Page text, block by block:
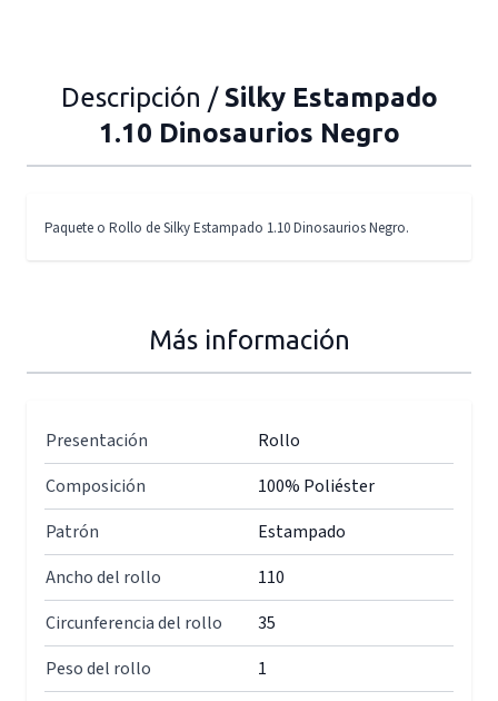
Descripción /Silky Estampado
1.10 Dinosaurios Negro
Paquete o Rollo de Silky Estampado 1.10 Dinosaurios Negro.
Más información
Presentación
Rollo
Composición
100% Poliéster
Patrón
Estampado
Ancho del rollo
110
Circunferencia del rollo
35
Peso del rollo
1